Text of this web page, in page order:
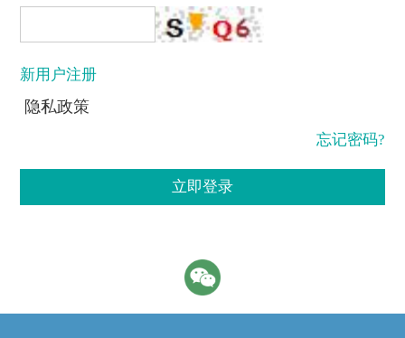
新用户注册
隐私政策
忘记密码?
立即登录